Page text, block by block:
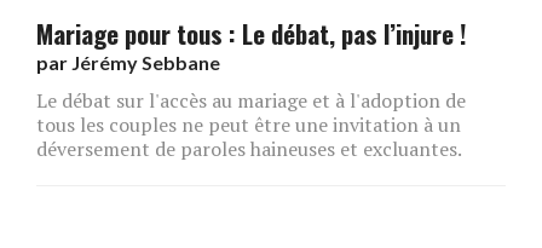
Mariage pour tous : Le débat, pas l’injure !
par Jérémy Sebbane
Le débat sur l'accès au mariage et à l'adoption de
tous les couples ne peut être une invitation à un
déversement de paroles haineuses et excluantes.